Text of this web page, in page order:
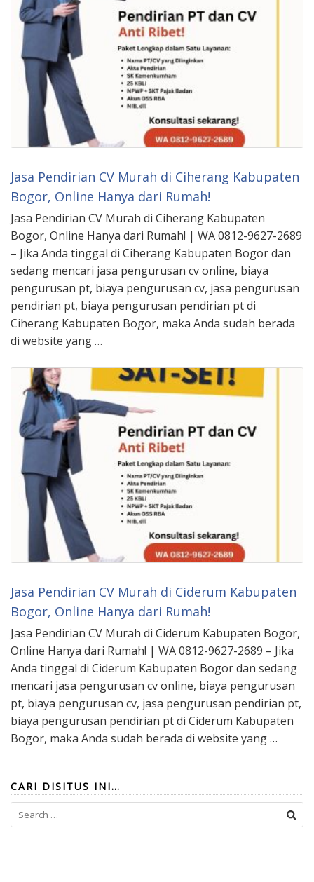
Jasa Pendirian CV Murah di Ciherang Kabupaten
Bogor, Online Hanya dari Rumah!
Jasa Pendirian CV Murah di Ciherang Kabupaten
Bogor, Online Hanya dari Rumah! | WA 0812-9627-2689
– Jika Anda tinggal di Ciherang Kabupaten Bogor dan
sedang mencari jasa pengurusan cv online, biaya
pengurusan pt, biaya pengurusan cv, jasa pengurusan
pendirian pt, biaya pengurusan pendirian pt di
Ciherang Kabupaten Bogor, maka Anda sudah berada
di website yang …
Jasa Pendirian CV Murah di Ciderum Kabupaten
Bogor, Online Hanya dari Rumah!
Jasa Pendirian CV Murah di Ciderum Kabupaten Bogor,
Online Hanya dari Rumah! | WA 0812-9627-2689 – Jika
Anda tinggal di Ciderum Kabupaten Bogor dan sedang
mencari jasa pengurusan cv online, biaya pengurusan
pt, biaya pengurusan cv, jasa pengurusan pendirian pt,
biaya pengurusan pendirian pt di Ciderum Kabupaten
Bogor, maka Anda sudah berada di website yang …
CARI DISITUS INI…
Search
for: